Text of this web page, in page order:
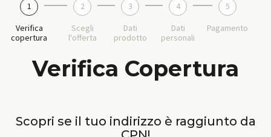
1
Verifica
copertura
2
Scegli
l'offerta
3
Dati
prodotto
4
Dati
personali
5
Pagamento
Verifica Copertura
Scopri se il tuo indirizzo è raggiunto da